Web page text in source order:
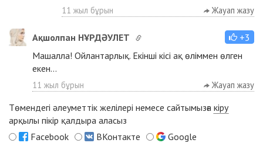
11 жыл бұрын Жауап жазу
Ақшолпан НҰРДӘУЛЕТ
+3
Машалла! Ойлантарлық. Екінші кісі ақ өліммен өлген
екен...
11 жыл бұрын Жауап жазу
Төмендегі әлеуметтік желілері немесе сайтымызға кіру
арқылы пікір қалдыра аласыз
Facebook
ВКонтакте
Google